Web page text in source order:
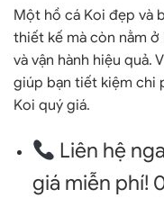
Một hồ cá Koi đẹp và
thiết kế mà còn nằm ở
và vận hành hiệu quả.
giúp bạn tiết kiệm chi
Koi quý giá.
Liên hệ
giá miễn phí!